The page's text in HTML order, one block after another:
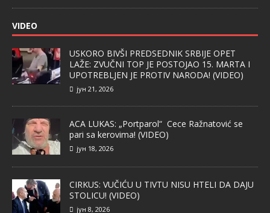
VIDEO
USKORO BIVŠI PREDSEDNIK SRBIJE OPET
LAŽE: ZVUČNI TOP JE POSTOJAO 15. MARTA I
UPOTREBLJEN JE PROTIV NARODA! (VIDEO)
јун 21, 2026
ACA LUKAS: „Portparol“ Cece Ražnatović se
pari sa kerovima! (VIDEO)
јун 18, 2026
CIRKUS: VUČIĆU U TIVTU NISU HTELI DA DAJU
STOLICU! (VIDEO)
јун 8, 2026